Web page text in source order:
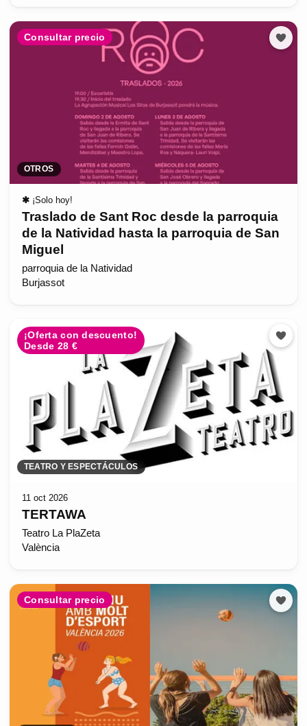
Consultar precio
OTROS
✱ ¡Solo hoy!
Traslado de Sant Roc desde la parroquia
de la Natividad hasta la parroquia de San
Miguel
parroquia de la Natividad
Burjassot
¡Oferta con descuento!
Desde 28 €
TEATRO Y ESPECTÁCULOS
11 oct 2026
TERTAWA
Teatro La PlaZeta
València
Consultar precio